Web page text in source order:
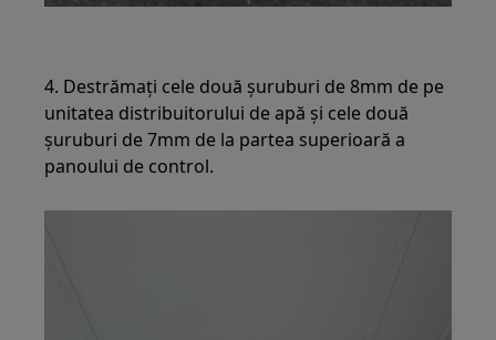
4. Destrămați cele două șuruburi de 8mm de pe
unitatea distribuitorului de apă și cele două
șuruburi de 7mm de la partea superioară a
panoului de control.